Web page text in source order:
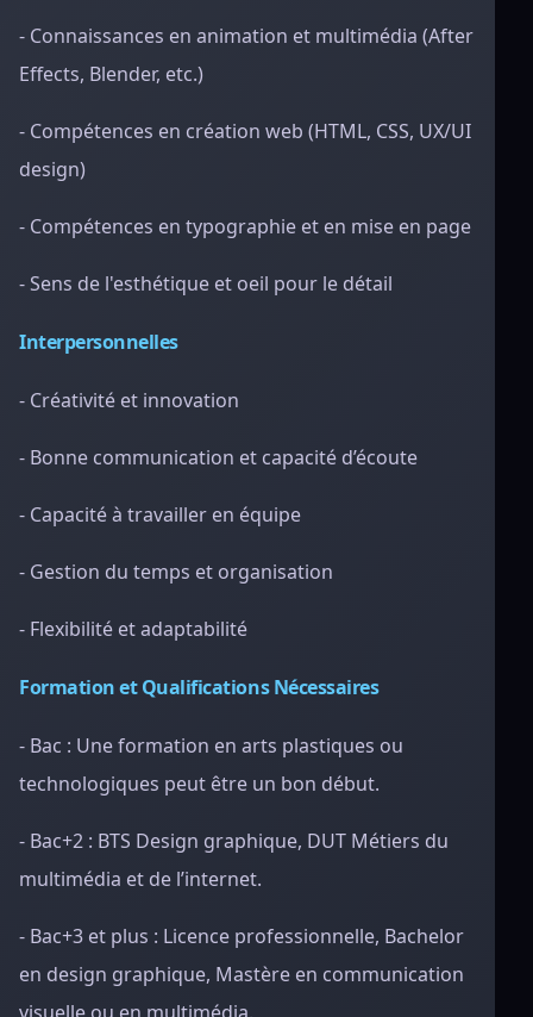
- Connaissances en animation et multimédia (After
Effects, Blender, etc.)
- Compétences en création web (HTML, CSS, UX/UI
design)
- Compétences en typographie et en mise en page
- Sens de l'esthétique et oeil pour le détail
Interpersonnelles
- Créativité et innovation
- Bonne communication et capacité d’écoute
- Capacité à travailler en équipe
- Gestion du temps et organisation
- Flexibilité et adaptabilité
Formation et Qualifications Nécessaires
- Bac : Une formation en arts plastiques ou
technologiques peut être un bon début.
- Bac+2 : BTS Design graphique, DUT Métiers du
multimédia et de l’internet.
- Bac+3 et plus : Licence professionnelle, Bachelor
en design graphique, Mastère en communication